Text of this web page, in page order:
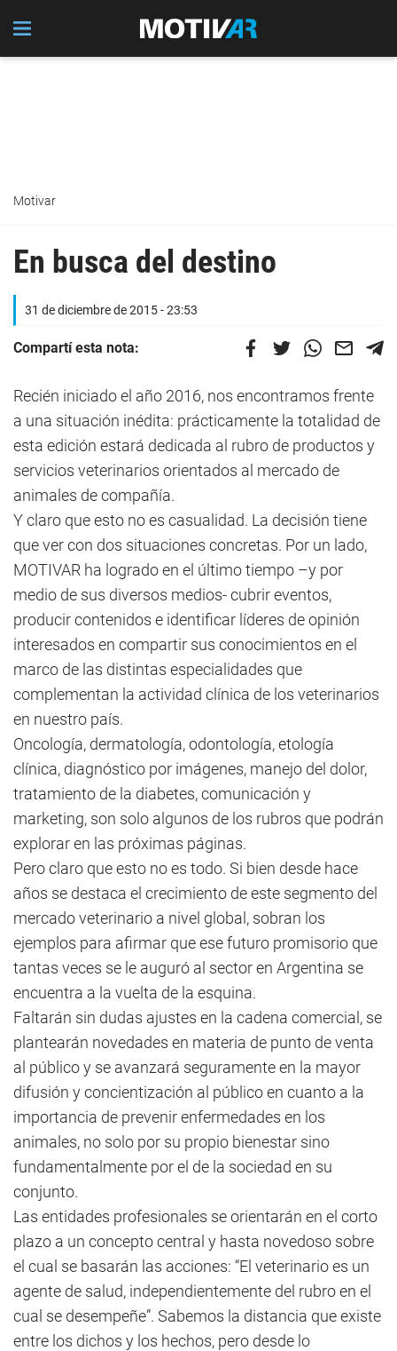
Motivar
En busca del destino
31 de diciembre de 2015 - 23:53
Compartí esta nota:
Recién iniciado el año 2016, nos encontramos frente
a una situación inédita: prácticamente la totalidad de
esta edición estará dedicada al rubro de productos y
servicios veterinarios orientados al mercado de
animales de compañía.
Y claro que esto no es casualidad. La decisión tiene
que ver con dos situaciones concretas. Por un lado,
MOTIVAR ha logrado en el último tiempo –y por
medio de sus diversos medios- cubrir eventos,
producir contenidos e identificar líderes de opinión
interesados en compartir sus conocimientos en el
marco de las distintas especialidades que
complementan la actividad clínica de los veterinarios
en nuestro país.
Oncología, dermatología, odontología, etología
clínica, diagnóstico por imágenes, manejo del dolor,
tratamiento de la diabetes, comunicación y
marketing, son solo algunos de los rubros que podrán
explorar en las próximas páginas.
Pero claro que esto no es todo. Si bien desde hace
años se destaca el crecimiento de este segmento del
mercado veterinario a nivel global, sobran los
ejemplos para afirmar que ese futuro promisorio que
tantas veces se le auguró al sector en Argentina se
encuentra a la vuelta de la esquina.
Faltarán sin dudas ajustes en la cadena comercial, se
plantearán novedades en materia de punto de venta
al público y se avanzará seguramente en la mayor
difusión y concientización al público en cuanto a la
importancia de prevenir enfermedades en los
animales, no solo por su propio bienestar sino
fundamentalmente por el de la sociedad en su
conjunto.
Las entidades profesionales se orientarán en el corto
plazo a un concepto central y hasta novedoso sobre
el cual se basarán las acciones: “El veterinario es un
agente de salud, independientemente del rubro en el
cual se desempeñe”. Sabemos la distancia que existe
entre los dichos y los hechos, pero desde lo